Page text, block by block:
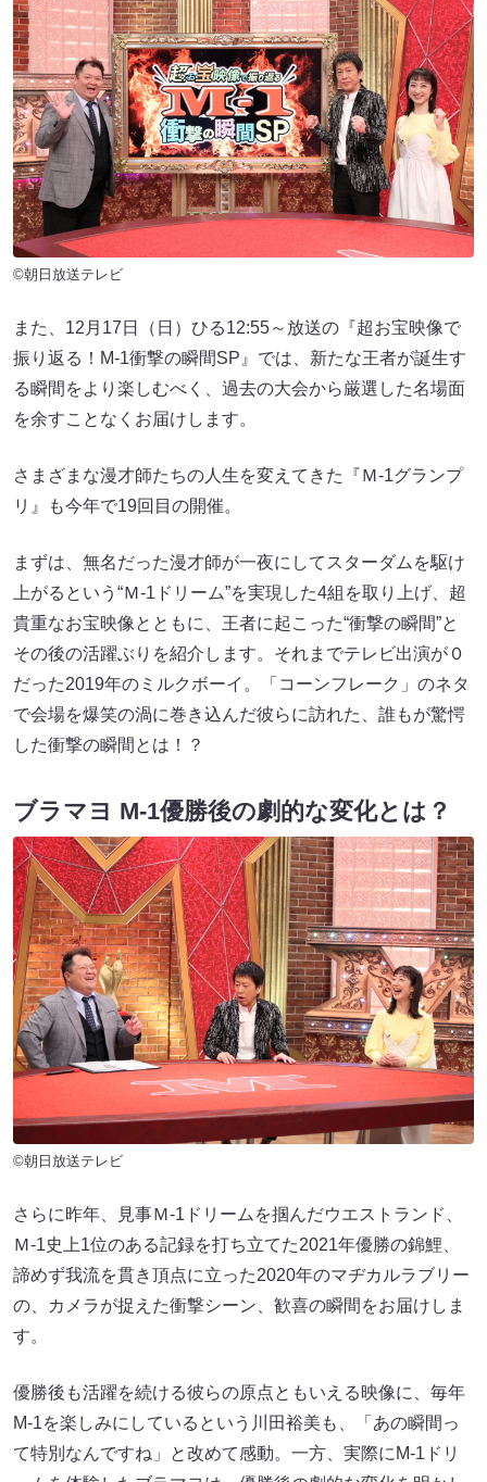
©朝日放送テレビ
また、12月17日（日）ひる12:55～放送の『超お宝映像で
振り返る！M-1衝撃の瞬間SP』では、新たな王者が誕生す
る瞬間をより楽しむべく、過去の大会から厳選した名場面
を余すことなくお届けします。
さまざまな漫才師たちの人生を変えてきた『Ｍ-1グランプ
リ』も今年で19回目の開催。
まずは、無名だった漫才師が一夜にしてスターダムを駆け
上がるという“Ｍ-1ドリーム”を実現した4組を取り上げ、超
貴重なお宝映像とともに、王者に起こった“衝撃の瞬間”と
その後の活躍ぶりを紹介します。それまでテレビ出演が０
だった2019年のミルクボーイ。「コーンフレーク」のネタ
で会場を爆笑の渦に巻き込んだ彼らに訪れた、誰もが驚愕
した衝撃の瞬間とは！？
ブラマヨ M-1優勝後の劇的な変化とは？
©朝日放送テレビ
さらに昨年、見事Ｍ-1ドリームを掴んだウエストランド、
Ｍ-1史上1位のある記録を打ち立てた2021年優勝の錦鯉、
諦めず我流を貫き頂点に立った2020年のマヂカルラブリー
の、カメラが捉えた衝撃シーン、歓喜の瞬間をお届けしま
す。
優勝後も活躍を続ける彼らの原点ともいえる映像に、毎年
M-1を楽しみにしているという川田裕美も、「あの瞬間っ
て特別なんですね」と改めて感動。一方、実際にM-1ドリ